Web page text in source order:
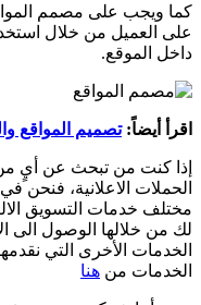
كما ويجب على مصمم المواقع
على العميل من خلال
داخل الموقع.
اقرأ أيضاً:تصميم المواقع
إذا كنت من تبحث عن أيٍ من
الحملات الاعلانية، فنحن
مختلف خدمات التسويق
لك من خلالها الوصول الى
الخدمات الأخرى التي
الخدمات من هنا